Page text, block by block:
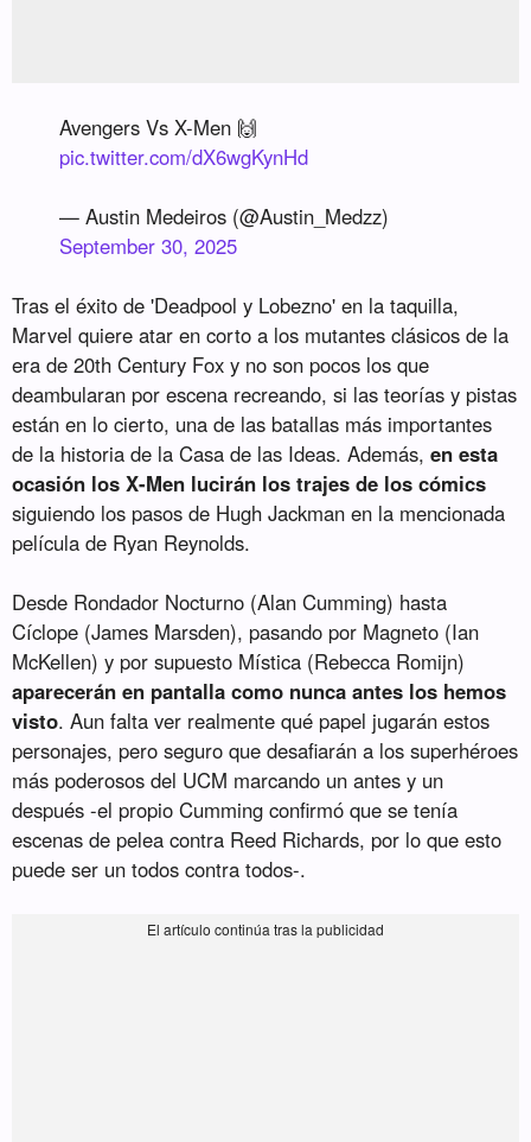
Avengers Vs X-Men 🙌
pic.twitter.com/dX6wgKynHd
— Austin Medeiros (@Austin_Medzz)
September 30, 2025
Tras el éxito de 'Deadpool y Lobezno' en la taquilla,
Marvel quiere atar en corto a los mutantes clásicos de la
era de 20th Century Fox y no son pocos los que
deambularan por escena recreando, si las teorías y pistas
están en lo cierto, una de las batallas más importantes
de la historia de la Casa de las Ideas. Además,en esta
ocasión los X-Men lucirán los trajes de los cómics
siguiendo los pasos de Hugh Jackman en la mencionada
película de Ryan Reynolds.
Desde Rondador Nocturno (Alan Cumming) hasta
Cíclope (James Marsden), pasando por Magneto (Ian
McKellen) y por supuesto Mística (Rebecca Romijn)
aparecerán en pantalla como nunca antes los hemos
visto. Aun falta ver realmente qué papel jugarán estos
personajes, pero seguro que desafiarán a los superhéroes
más poderosos del UCM marcando un antes y un
después -el propio Cumming confirmó que se tenía
escenas de pelea contra Reed Richards, por lo que esto
puede ser un todos contra todos-.